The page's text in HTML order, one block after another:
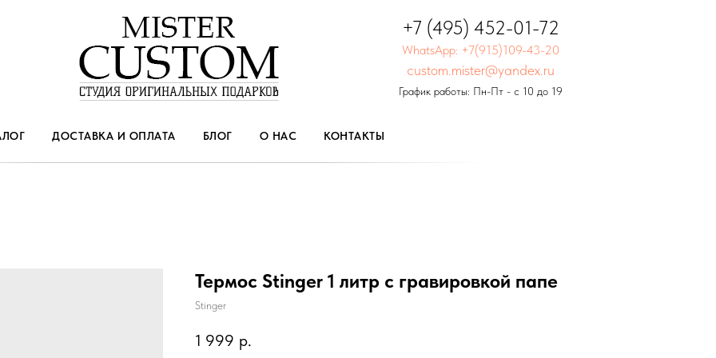
+7 (495) 452-01-72
WhatsApp: +7(915)109-43-20
custom.mister@yandex.ru
График работы: Пн-Пт - с 10 до 19
ДОСТАВКА И ОПЛАТА БЛОГ О НАС КОНТАКТЫ
Термос Stinger 1 литр с гравировкой папе
Stinger
1 999 р.